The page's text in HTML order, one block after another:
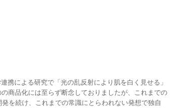
携による研究で「光の乱反射により肌を白く見せる」
商品化には至らず断念しておりましたが、これまでの
を続け、これまでの常識にとらわれない発想で独自